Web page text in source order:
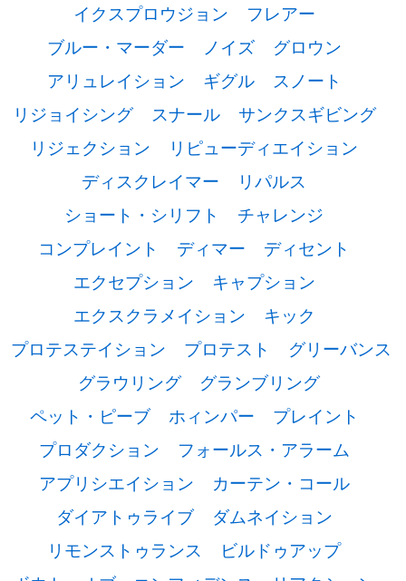
イクスプロウジョン
フレアー
ブルー・マーダー
ノイズ
グロウン
アリュレイション
ギグル
スノート
リジョイシング
スナール
サンクスギビング
リジェクション
リピューディエイション
ディスクレイマー
リパルス
ショート・シリフト
チャレンジ
コンプレイント
ディマー
ディセント
エクセプション
キャプション
エクスクラメイション
キック
プロテステイション
プロテスト
グリーバンス
グラウリング
グランブリング
ペット・ピーブ
ホィンパー
プレイント
プロダクション
フォールス・アラーム
アプリシエイション
カーテン・コール
ダイアトゥライブ
ダムネイション
リモンストゥランス
ビルドゥアップ